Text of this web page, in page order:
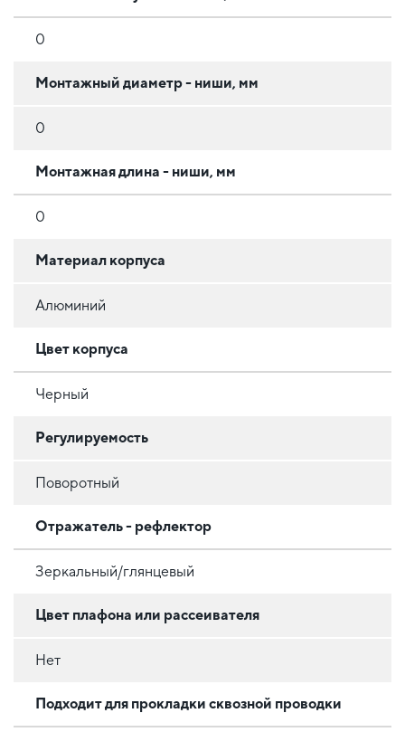
0
Монтажный диаметр - ниши, мм
0
Монтажная длина - ниши, мм
0
Материал корпуса
Алюминий
Цвет корпуса
Черный
Регулируемость
Поворотный
Отражатель - рефлектор
Зеркальный/глянцевый
Цвет плафона или рассеивателя
Нет
Подходит для прокладки сквозной проводки